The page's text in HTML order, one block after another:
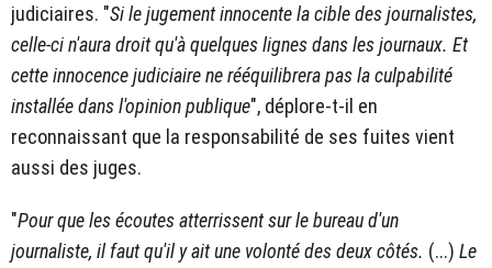
judiciaires. "Si le jugement innocente la cible des journalistes,
celle-ci n'aura droit qu'à quelques lignes dans les journaux. Et
cette innocence judiciaire ne rééquilibrera pas la culpabilité
installée dans l'opinion publique", déplore-t-il en
reconnaissant que la responsabilité de ses fuites vient
aussi des juges.
"Pour que les écoutes atterrissent sur le bureau d'un
journaliste, il faut qu'il y ait une volonté des deux côtés. (...) Le